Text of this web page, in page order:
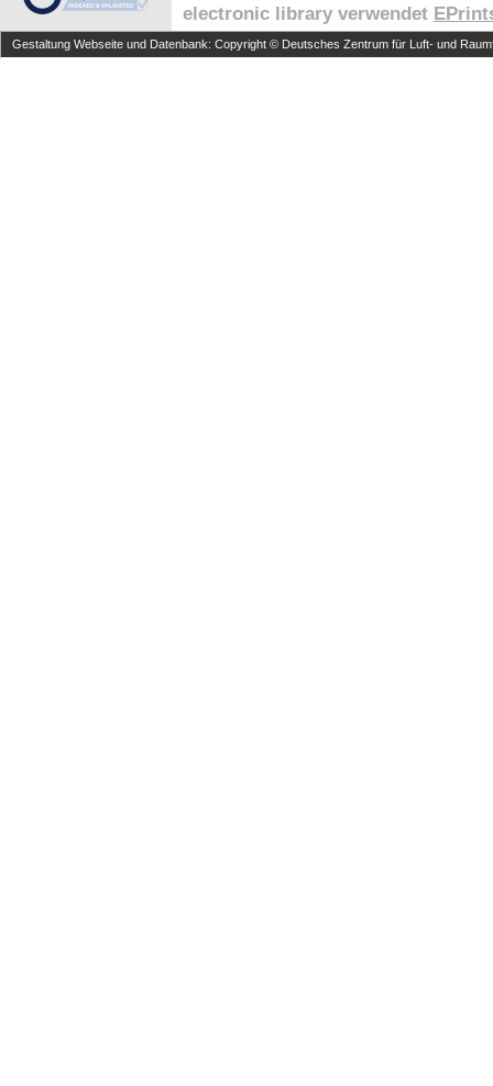
electronic library verwendet
Gestaltung Webseite und Datenbank: Copyright © Deutsches Zentrum für Luft- und